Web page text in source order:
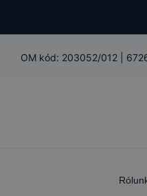
OM kód: 203052/012